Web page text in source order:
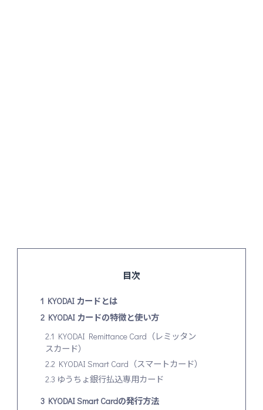
目次
1 KYODAI カードとは
2 KYODAI カードの特徴と使い方
2.1 KYODAI Remittance Card（レミッタン
スカード）
2.2 KYODAI Smart Card（スマートカード）
2.3 ゆうちょ銀行払込専用カード
3 KYODAI Smart Cardの発行方法